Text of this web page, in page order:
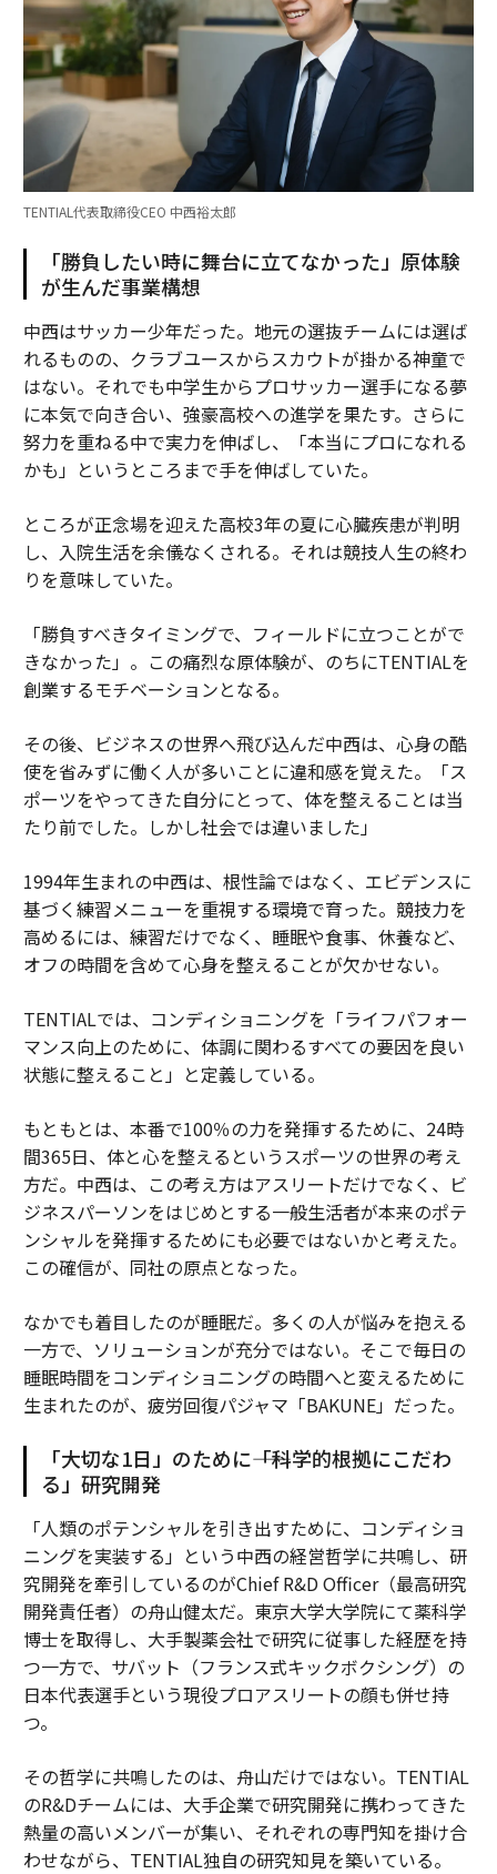
TENTIAL代表取締役CEO 中西裕太郎
「勝負したい時に舞台に立てなかった」原体験
が生んだ事業構想
中西はサッカー少年だった。地元の選抜チームには選ば
れるものの、クラブユースからスカウトが掛かる神童で
はない。それでも中学生からプロサッカー選手になる夢
に本気で向き合い、強豪高校への進学を果たす。さらに
努力を重ねる中で実力を伸ばし、「本当にプロになれる
かも」というところまで手を伸ばしていた。
ところが正念場を迎えた高校3年の夏に心臓疾患が判明
し、入院生活を余儀なくされる。それは競技人生の終わ
りを意味していた。
「勝負すべきタイミングで、フィールドに立つことがで
きなかった」。この痛烈な原体験が、のちにTENTIALを
創業するモチベーションとなる。
その後、ビジネスの世界へ飛び込んだ中西は、心身の酷
使を省みずに働く人が多いことに違和感を覚えた。「ス
ポーツをやってきた自分にとって、体を整えることは当
たり前でした。しかし社会では違いました」
1994年生まれの中西は、根性論ではなく、エビデンスに
基づく練習メニューを重視する環境で育った。競技力を
高めるには、練習だけでなく、睡眠や食事、休養など、
オフの時間を含めて心身を整えることが欠かせない。
TENTIALでは、コンディショニングを「ライフパフォー
マンス向上のために、体調に関わるすべての要因を良い
状態に整えること」と定義している。
もともとは、本番で100％の力を発揮するために、24時
間365日、体と心を整えるというスポーツの世界の考え
方だ。中西は、この考え方はアスリートだけでなく、ビ
ジネスパーソンをはじめとする一般生活者が本来のポテ
ンシャルを発揮するためにも必要ではないかと考えた。
この確信が、同社の原点となった。
なかでも着目したのが睡眠だ。多くの人が悩みを抱える
一方で、ソリューションが充分ではない。そこで毎日の
睡眠時間をコンディショニングの時間へと変えるために
生まれたのが、疲労回復パジャマ「BAKUNE」だった。
「大切な1日」のために――「科学的根拠にこだわ
る」研究開発
「人類のポテンシャルを引き出すために、コンディショ
ニングを実装する」という中西の経営哲学に共鳴し、研
究開発を牽引しているのがChief R&D Officer（最高研究
開発責任者）の舟山健太だ。東京大学大学院にて薬科学
博士を取得し、大手製薬会社で研究に従事した経歴を持
つ一方で、サバット（フランス式キックボクシング）の
日本代表選手という現役プロアスリートの顔も併せ持
つ。
その哲学に共鳴したのは、舟山だけではない。TENTIAL
のR&Dチームには、大手企業で研究開発に携わってきた
熱量の高いメンバーが集い、それぞれの専門知を掛け合
わせながら、TENTIAL独自の研究知見を築いている。